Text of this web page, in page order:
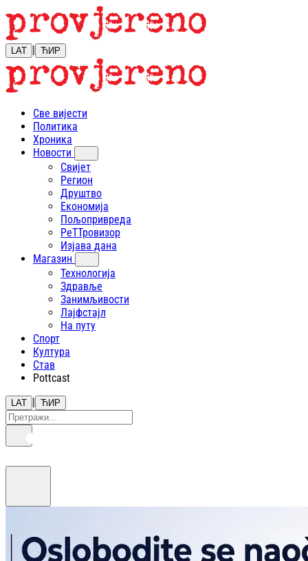
LAT | ЋИР
Све вијести
Политика
Хроника
Новости
Свијет
Регион
Друштво
Економија
Пољопривреда
РеТТровизор
Изјава дана
Магазин
Технологија
Здравље
Занимљивости
Лајфстajл
На путу
Спорт
Култура
Став
Pottcast
LAT | ЋИР